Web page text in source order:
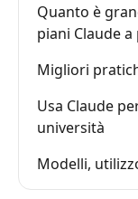
Quanto è
piani Claude
Migliori
Usa Claude
università
Modelli,